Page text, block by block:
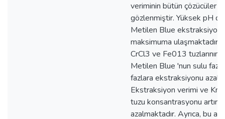
veriminin bütün çözücüler
gözlenmiştir. Yüksek pH
Metilen Blue
maksimuma ulaşmaktadır.
CrCl3 ve Fe013 tuzlarının
Metilen Blue 'nun sulu
fazlara ekstraksiyonu
Ekstraksiyon verimi ve Kn
tuzu konsantrasyonu
azalmaktadır. Ayrıca, bu